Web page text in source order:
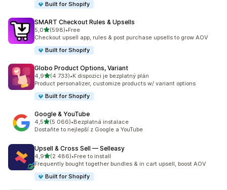
Built for Shopify
SMART Checkout Rules & Upsells
5,0z 5 hvězd
(598)
Celkový počet recenzí: 598
•Free
Checkout upsell app, rules & post purchase upsells to grow AOV
Built for Shopify
Globo Product Options, Variant
4,9z 5 hvězd
(4 733)
Celkový počet recenzí: 4733
•K dispozici je bezplatný plán
Product personalizer, customize products w/ variant options
Built for Shopify
Google & YouTube
4,5z 5 hvězd
(5 066)
Celkový počet recenzí: 5066
•Bezplatná instalace
Dostaňte to nejlepší z Google a YouTube
Upsell & Cross Sell — Selleasy
4,9z 5 hvězd
(2 486)
Celkový počet recenzí: 2486
•Free to install
Frequently bought together bundles & in cart upsell, boost AOV
Built for Shopify